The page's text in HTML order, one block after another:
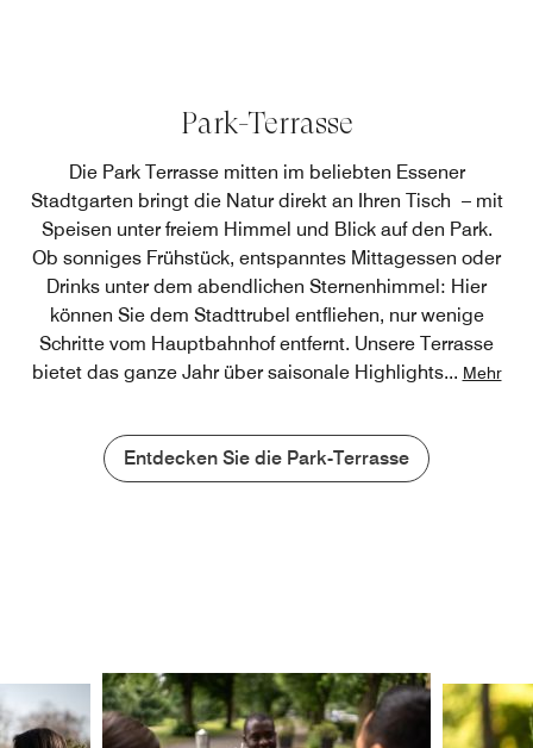
Park-Terrasse
Die Park Terrasse mitten im beliebten Essener
Stadtgarten bringt die Natur direkt an Ihren Tisch – mit
Speisen unter freiem Himmel und Blick auf den Park.
Ob sonniges Frühstück, entspanntes Mittagessen oder
Drinks unter dem abendlichen Sternenhimmel: Hier
können Sie dem Stadttrubel entfliehen, nur wenige
Schritte vom Hauptbahnhof entfernt. Unsere Terrasse
bietet das ganze Jahr über saisonale Highlights... Mehr
Entdecken Sie die Park-Terrasse